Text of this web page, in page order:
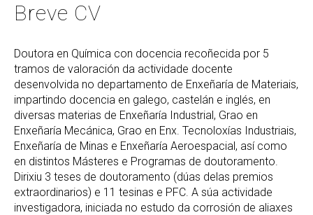
Breve CV
Doutora en Química con docencia recoñecida por 5
tramos de valoración da actividade docente
desenvolvida no departamento de Enxeñaría de Materiais,
impartindo docencia en galego, castelán e inglés, en
diversas materias de Enxeñaría Industrial, Grao en
Enxeñaría Mecánica, Grao en Enx. Tecnoloxías Industriais,
Enxeñaría de Minas e Enxeñaría Aeroespacial, así como
en distintos Másteres e Programas de doutoramento.
Dirixiu 3 teses de doutoramento (dúas delas premios
extraordinarios) e 11 tesinas e PFC. A súa actividade
investigadora, iniciada no estudo da corrosión de aliaxes